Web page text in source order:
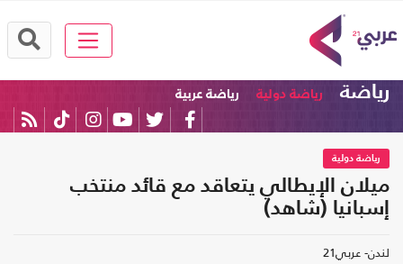
رياضة رياضة دولية رياضة عربية
رياضة دولية
ميلان الإيطالي يتعاقد مع قائد منتخب
إسبانيا (شاهد)
لندن- عربي21